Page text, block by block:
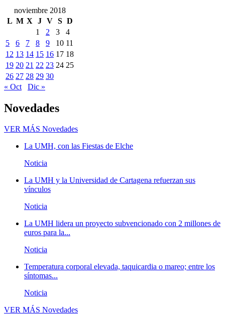
noviembre 2018
L M X J V S D
1
2 3
4
5
6 7 8 9 10 11
12 13 14 15 16 17 18
19 20 21 22 23 24 25
26 27 28 29 30
« Oct
Dic »
Novedades
VER MÁS Novedades
La UMH, con las Fiestas de Elche
Noticia
La UMH y la Universidad de Cartagena refuerzan sus
vínculos
Noticia
La UMH lidera un proyecto subvencionado con 2 millones de
euros para la...
Noticia
Temperatura corporal elevada, taquicardia o mareo; entre los
síntomas...
Noticia
VER MÁS Novedades